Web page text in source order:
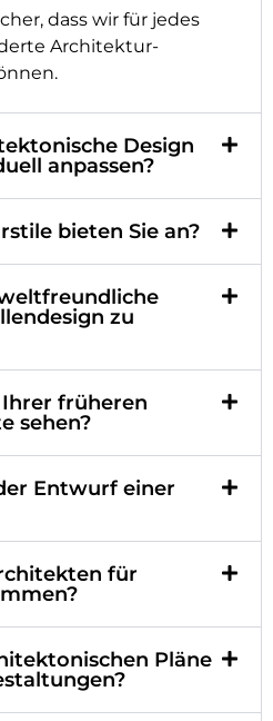
dass wir für jedes
Architektur-
Design
anpassen?
bieten Sie an?
zu
früheren
sehen?
Entwurf einer
für
Pläne